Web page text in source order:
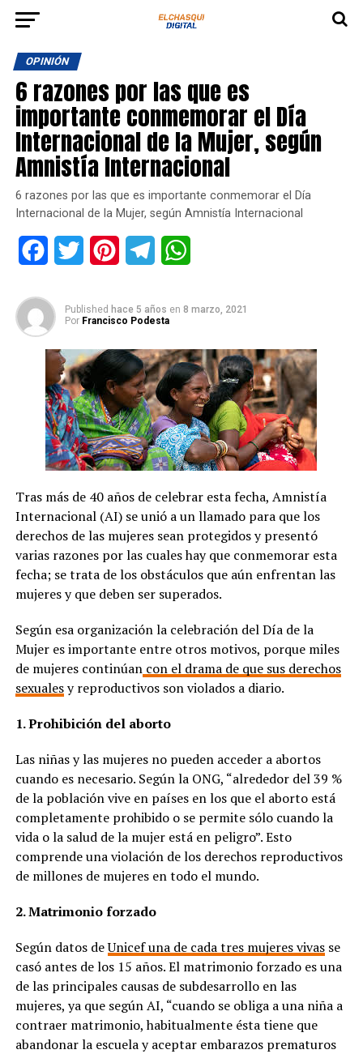
OPINIÓN
6 razones por las que es
importante conmemorar el Día
Internacional de la Mujer, según
Amnistía Internacional
6 razones por las que es importante conmemorar el Día
Internacional de la Mujer, según Amnistía Internacional
FacebookTwitter PinterestTelegram
Published hace 5 años en 8 marzo, 2021
Por Francisco Podesta
Tras más de 40 años de celebrar esta fecha, Amnistía
Internacional (AI) se unió a un llamado para que los
derechos de las mujeres sean protegidos y presentó
varias razones por las cuales hay que conmemorar esta
fecha; se trata de los obstáculos que aún enfrentan las
mujeres y que deben ser superados.
Según esa organización la celebración del Día de la
Mujer es importante entre otros motivos, porque miles
de mujeres continúancon el drama de que sus derechos
sexualesy reproductivos son violados a diario.
1. Prohibición del aborto
Las niñas y las mujeres no pueden acceder a abortos
cuando es necesario. Según la ONG, “alrededor del 39 %
de la población vive en países en los que el aborto está
completamente prohibido o se permite sólo cuando la
vida o la salud de la mujer está en peligro”. Esto
comprende una violación de los derechos reproductivos
de millones de mujeres en todo el mundo.
2. Matrimonio forzado
Según datos deUnicef una de cada tres mujeres vivasse
casó antes de los 15 años. El matrimonio forzado es una
de las principales causas de subdesarrollo en las
mujeres, ya que según AI, “cuando se obliga a una niña a
contraer matrimonio, habitualmente ésta tiene que
abandonar la escuela y aceptar embarazos prematuros